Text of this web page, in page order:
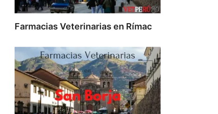
Farmacias Veterinarias en Rímac